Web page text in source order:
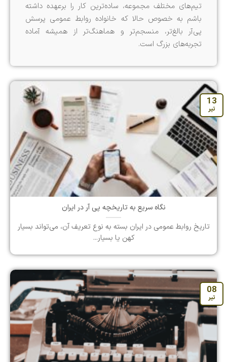
تیم‌های مختلف مجموعه، ساده‌ترین کار را برعهده داشته
باشم به خصوص حالا که خانواده روابط عمومی پرسش
پی‌آر بالغ‌تر، منسجم‌تر و هماهنگ‌تر از همیشه آماده
تجربه‌های بزرگ است.
نگاه سریع به تاریخچه پی آر در ایران
تاریخ روابط عمومی در ایران بسته به نوع تعریف آن، می‌تواند بسیار
کهن یا بسیار...
13
تیر
08
تیر